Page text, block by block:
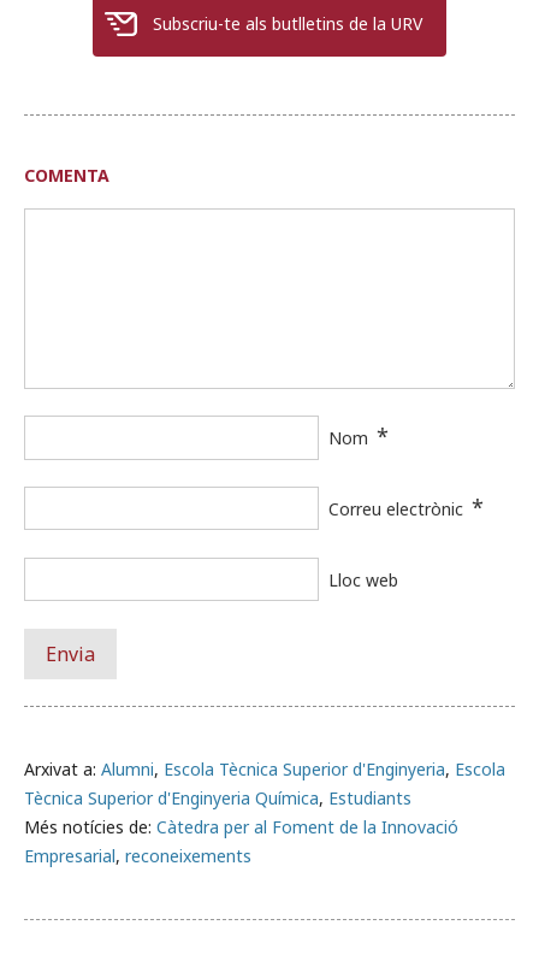
Subscriu-te als butlletins de la URV
Arxivat a: Alumni, Escola Tècnica Superior d'Enginyeria, Escola
Tècnica Superior d'Enginyeria Química, Estudiants
Més notícies de: Càtedra per al Foment de la Innovació
Empresarial, reconeixements
COMENTA
Nom *
Correu electrònic *
Lloc web